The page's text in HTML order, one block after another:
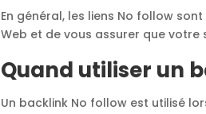
En général, les liens No follow
Web et de vous assurer que
Quand utiliser un
Un backlink No follow est utilisé